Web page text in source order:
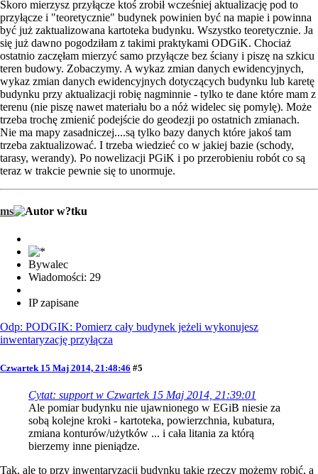
Skoro mierzysz przyłącze ktoś zrobił wcześniej aktualizację pod to
przyłącze i "teoretycznie" budynek powinien być na mapie i powinna
być już zaktualizowana kartoteka budynku. Wszystko teoretycznie. Ja
się już dawno pogodziłam z takimi praktykami ODGiK. Chociaż
ostatnio zaczęłam mierzyć samo przyłącze bez ściany i piszę na szkicu
teren budowy. Zobaczymy. A wykaz zmian danych ewidencyjnych,
wykaz zmian danych ewidencyjnych dotyczących budynku lub karetę
budynku przy aktualizacji robię nagminnie - tylko te dane które mam z
terenu (nie piszę nawet materiału bo a nóż widelec się pomylę). Może
trzeba trochę zmienić podejście do geodezji po ostatnich zmianach.
Nie ma mapy zasadniczej....są tylko bazy danych które jakoś tam
trzeba zaktualizować. I trzeba wiedzieć co w jakiej bazie (schody,
tarasy, werandy). Po nowelizacji PGiK i po przerobieniu robót co są
teraz w trakcie pewnie się to unormuje.
ms
Bywalec
Wiadomości: 29
IP zapisane
Odp: PODGIK: Pomierz cały budynek jeżeli wykonujesz
inwentaryzację przyłącza
Czwartek 15 Maj 2014, 21:48:46 #5
Cytat: support w Czwartek 15 Maj 2014, 21:39:01
Ale pomiar budynku nie ujawnionego w EGiB niesie za
sobą kolejne kroki - kartoteka, powierzchnia, kubatura,
zmiana konturów/użytków ... i cała litania za którą
bierzemy inne pieniądze.
Tak, ale to przy inwentaryzacji budynku takie rzeczy możemy robić, a